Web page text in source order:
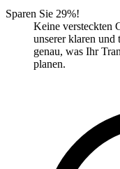
Sparen Sie 29%!
Keine versteckten
unserer klaren und
genau, was Ihr
planen.